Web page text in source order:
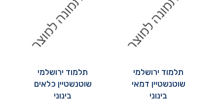
תלמוד ירושלמי
שוטנשטיין דמאי
בינוני
תלמוד ירושלמי
שוטנשטיין כלאים
בינוני